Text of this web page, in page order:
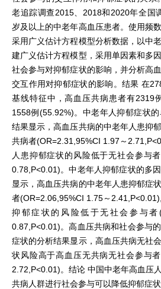
老追踪调查2015、2018和2020年全国
岁及以上的中老年高血压患者。使用频
采用广义估计方程模型分析数据，以中
建广义估计方程模型，采用单因素和多
社会参与对抑郁症状的影响，并分析高
交互作用对抑郁症状的影响。结果 在
基线特征中，高血压共病患者有2319
1558例(55.92%)。中老年人抑郁症状
结果显示，高血压共病的中老年人患抑
共病者(OR=2.31,95%CI 1.97～
人患抑郁症状的风险低于无社会参与
0.78,P<0.01)。中老年人抑郁症状的多
显示，高血压共病的中老年人患抑郁症
者(OR=2.06,95%CI 1.75～
抑郁症状的风险低于无社会参与者
0.87,P<0.01)。高血压共病和社会参与
症状的分析结果显示，高血压共病无社
状风险高于高血压无共病无社会参与
2.72,P<0.01)。结论 中国中老年高血压
共病人群进行社会参与可以降低抑郁症状